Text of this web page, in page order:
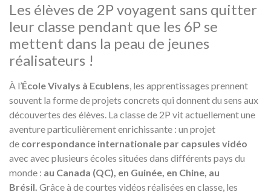
Les élèves de 2P voyagent sans quitter
leur classe pendant que les 6P se
mettent dans la peau de jeunes
réalisateurs !
À l’École Vivalys à Ecublens, les apprentissages prennent
souvent la forme de projets concrets qui donnent du sens aux
découvertes des élèves. La classe de 2P vit actuellement une
aventure particulièrement enrichissante : un projet
de correspondance internationale par capsules vidéo
avec avec plusieurs écoles situées dans différents pays du
monde : au Canada (QC), en Guinée, en Chine, au
Brésil. Grâce à de courtes vidéos réalisées en classe, les